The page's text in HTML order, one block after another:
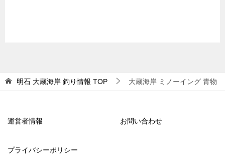
明石 大蔵海岸 釣り情報 TOP 大蔵海岸 ミノーイング 青物
運営者情報 お問い合わせ
プライバシーポリシー